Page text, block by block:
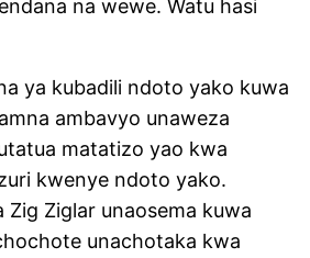
na wewe. Watu hasi
ya kubadili ndoto yako kuwa
ambavyo unaweza
matatizo yao kwa
kwenye ndoto yako.
Zig Ziglar unaosema kuwa
unachotaka kwa